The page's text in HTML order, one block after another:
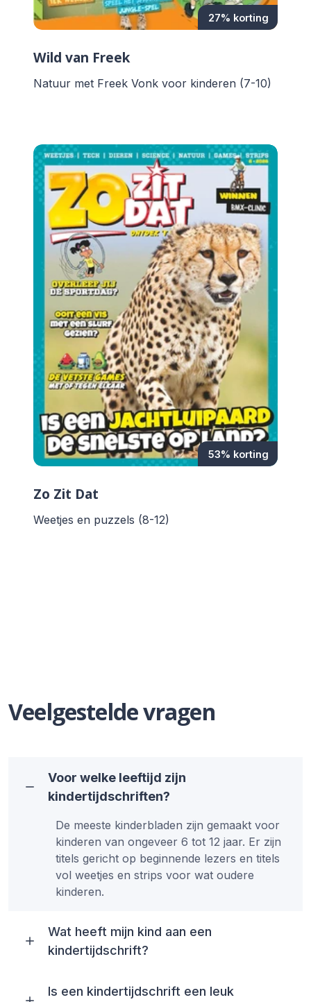
27% korting
Wild van Freek
Natuur met Freek Vonk voor kinderen (7-10)
53% korting
Zo Zit Dat
Weetjes en puzzels (8-12)
Veelgestelde vragen
Voor welke leeftijd zijn
kindertijdschriften?
De meeste kinderbladen zijn gemaakt voor
kinderen van ongeveer 6 tot 12 jaar. Er zijn
titels gericht op beginnende lezers en titels
vol weetjes en strips voor wat oudere
kinderen.
Wat heeft mijn kind aan een
kindertijdschrift?
Is een kindertijdschrift een leuk